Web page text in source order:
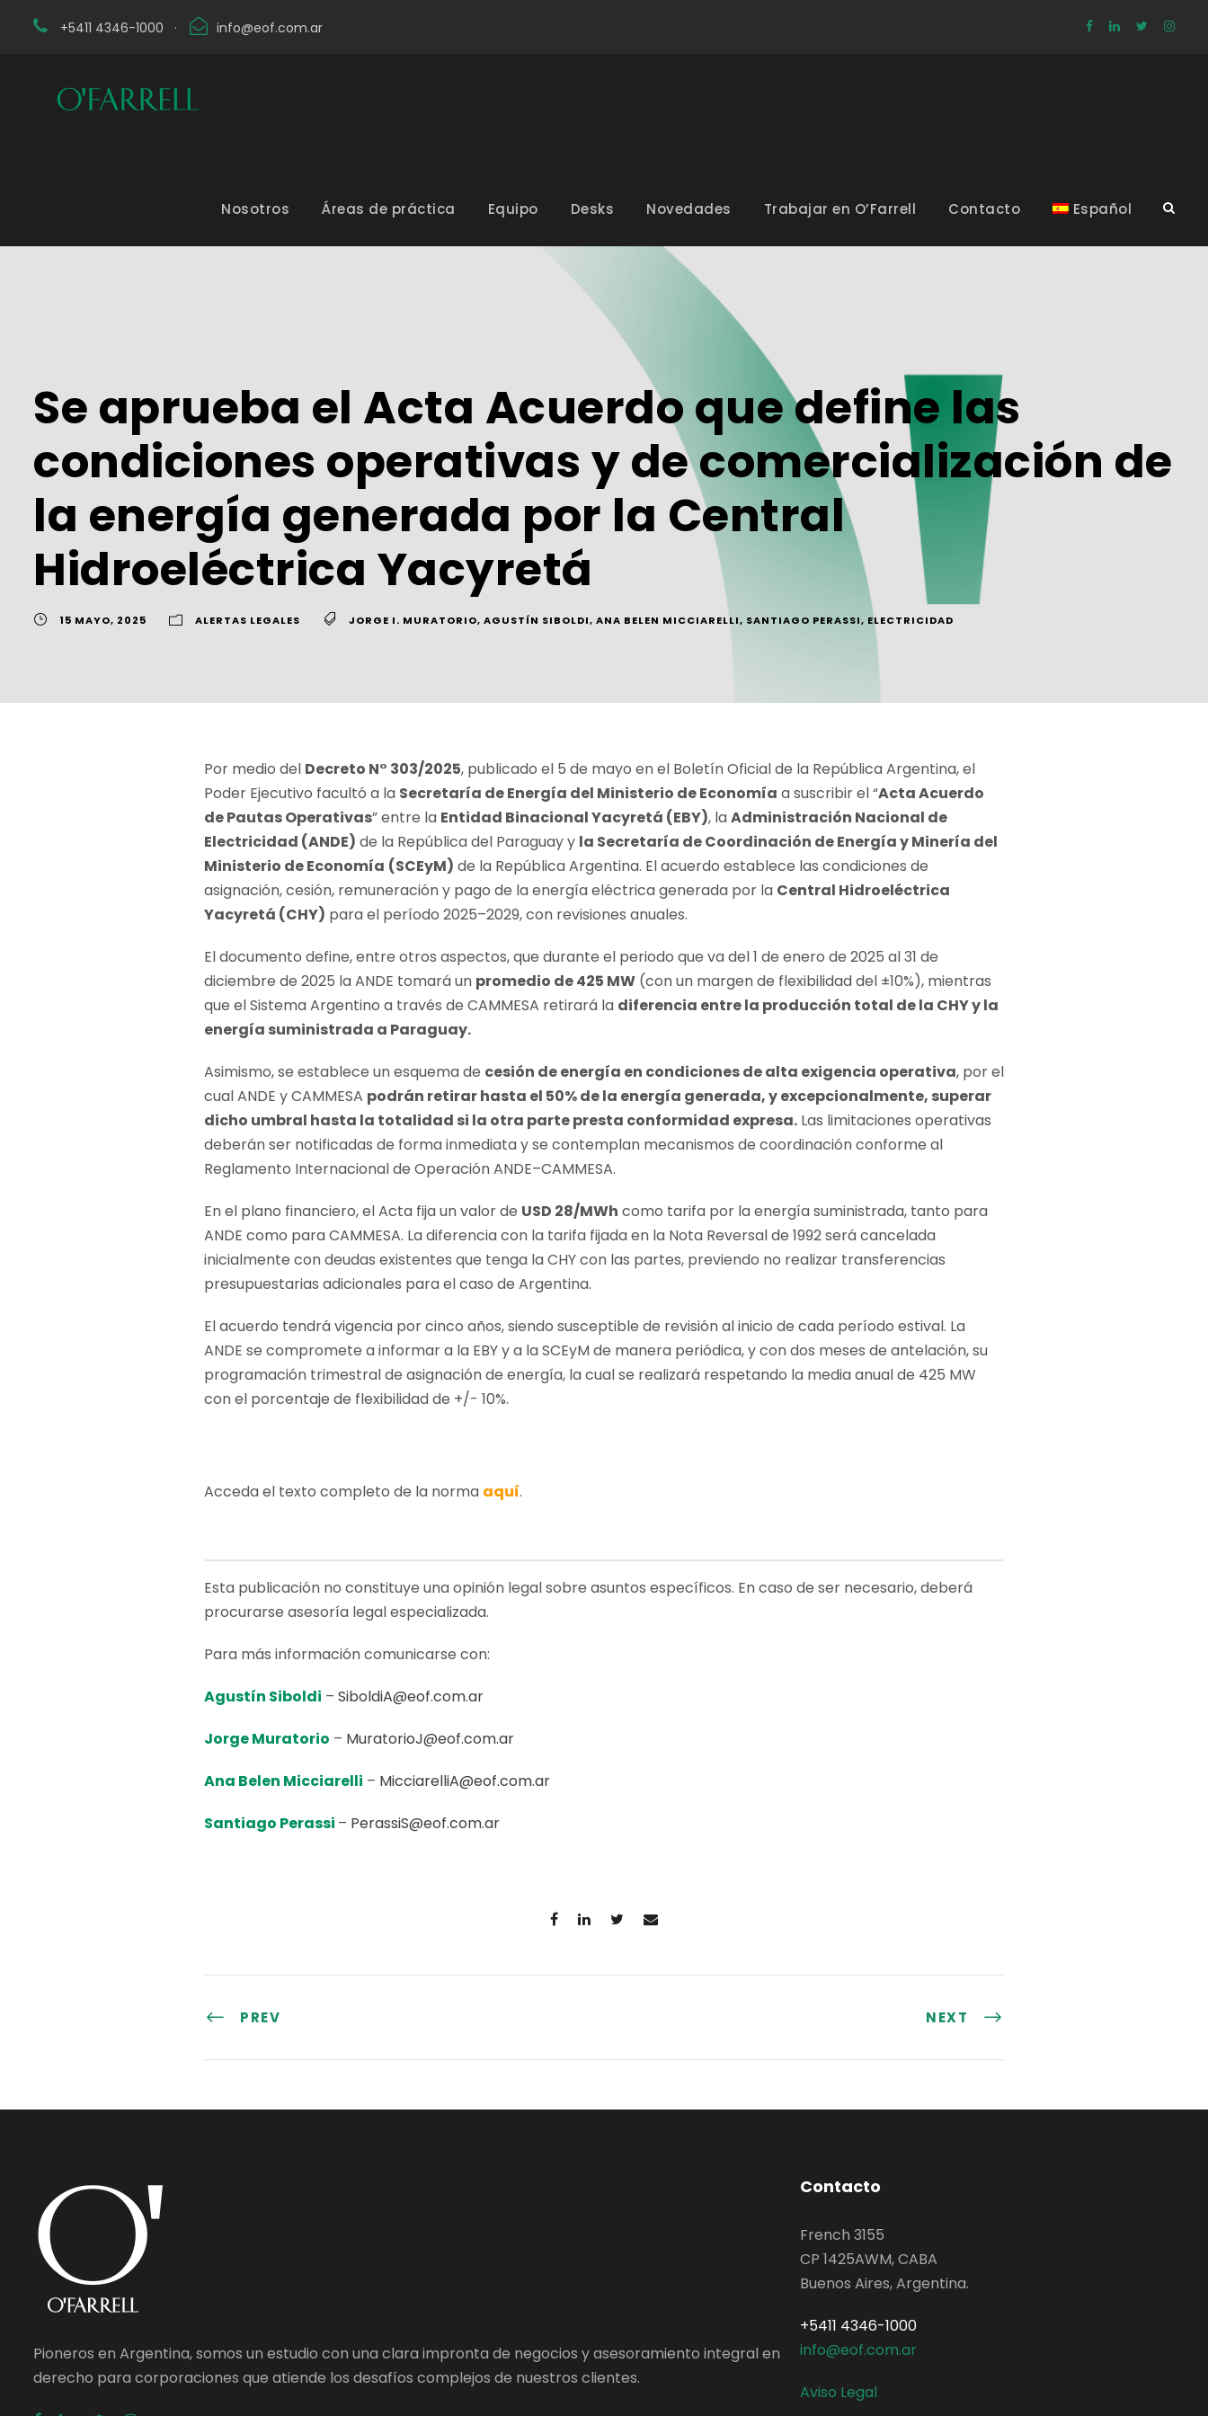
+5411 4346-1000 · info@eof.com.ar
Nosotros Áreas de práctica Equipo Desks Novedades Trabajar en O’Farrell Contacto Español
Se aprueba el Acta Acuerdo que define las
condiciones operativas y de comercialización de
la energía generada por la Central
Hidroeléctrica Yacyretá
15 MAYO, 2025 ALERTAS LEGALES JORGE I. MURATORIO, AGUSTÍN SIBOLDI, ANA BELEN MICCIARELLI, SANTIAGO PERASSI, ELECTRICIDAD
Por medio del Decreto N° 303/2025, publicado el 5 de mayo en el Boletín Oficial de la República Argentina, el
Poder Ejecutivo facultó a la Secretaría de Energía del Ministerio de Economía a suscribir el “Acta Acuerdo
de Pautas Operativas” entre la Entidad Binacional Yacyretá (EBY), laAdministración Nacional de
Electricidad (ANDE) de la República del Paraguay y la Secretaría de Coordinación de Energía y Minería del
Ministerio de Economía (SCEyM) de la República Argentina. El acuerdo establece las condiciones de
asignación, cesión, remuneración y pago de la energía eléctrica generada por la Central Hidroeléctrica
Yacyretá (CHY) para el período 2025–2029, con revisiones anuales.
El documento define, entre otros aspectos, que durante el periodo que va del 1 de enero de 2025 al 31 de
diciembre de 2025 la ANDE tomará un promedio de 425 MW (con un margen de flexibilidad del ±10%), mientras
que el Sistema Argentino a través de CAMMESA retirará la diferencia entre la producción total de la CHY y la
energía suministrada a Paraguay.
Asimismo, se establece un esquema de cesión de energía en condiciones de alta exigencia operativa, por el
cual ANDE y CAMMESA podrán retirar hasta el 50% de la energía generada, y excepcionalmente, superar
dicho umbral hasta la totalidad si la otra parte presta conformidad expresa. Las limitaciones operativas
deberán ser notificadas de forma inmediata y se contemplan mecanismos de coordinación conforme al
Reglamento Internacional de Operación ANDE–CAMMESA.
En el plano financiero, el Acta fija un valor de USD 28/MWh como tarifa por la energía suministrada, tanto para
ANDE como para CAMMESA. La diferencia con la tarifa fijada en la Nota Reversal de 1992será cancelada
inicialmente con deudas existentes que tenga la CHY con las partes, previendo no realizar transferencias
presupuestarias adicionales para el caso de Argentina.
El acuerdo tendrá vigencia por cinco años, siendo susceptible de revisión al inicio de cada período estival. La
ANDE se compromete a informar a la EBY y a la SCEyM de manera periódica, y con dos meses de antelación, su
programación trimestral de asignación de energía, la cual se realizará respetando la media anual de 425 MW
con el porcentaje de flexibilidad de +/- 10%.
Acceda el texto completo de la norma aquí.
Esta publicación no constituye una opinión legal sobre asuntos específicos. En caso de ser necesario, deberá
procurarse asesoría legal especializada.
Para más información comunicarse con:
Agustín Siboldi – SiboldiA@eof.com.ar
Jorge Muratorio – MuratorioJ@eof.com.ar
Ana Belen Micciarelli – MicciarelliA@eof.com.ar
Santiago Perassi – PerassiS@eof.com.ar
PREV NEXT
Pioneros en Argentina, somos un estudio con una clara impronta de negocios y asesoramiento integral en
derecho para corporaciones que atiende los desafíos complejos de nuestros clientes.
Contacto
French 3155
CP 1425AWM, CABA
Buenos Aires, Argentina.
+5411 4346-1000
info@eof.com.ar
Aviso Legal